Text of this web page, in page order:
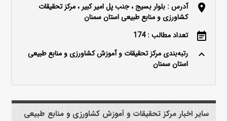
location_on
آدرس : بلوار بسیج ، جنب پل امیر کبیر ، مرکز تحقیقات
کشاورزی و منابع طبیعی استان سمنان
event_note تعداد مطالب : 174
keyboard_arrow_up
رتبه‌بندی مرکز تحقیقات و آموزش کشاورزی و منابع طبیعی
استان سمنان
سایر اخبار مرکز تحقیقات و آموزش کشاورزی و منابع طبیعی